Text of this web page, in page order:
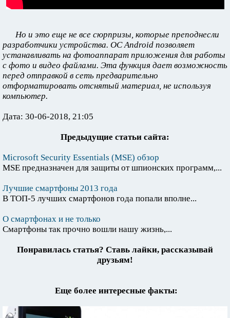
Но и это еще не все сюрпризы, которые преподнесли
разработчики устройства. ОС Android позволяет
устанавливать на фотоаппарат приложения для работы
с фото и видео файлами. Эта функция дает возможность
перед отправкой в сеть предварительно
отформатировать отснятый материал, не используя
компьютер.
Дата: 30-06-2018, 21:05
Предыдущие статьи сайта:
Microsoft Security Essentials (MSE) обзор
MSE предназначен для защиты от шпионских программ,...
Лучшие смартфоны 2013 года
В ТОП-5 лучших смартфонов года попали вполне...
О смартфонах и не только
Смартфоны так прочно вошли нашу жизнь,...
Понравилась статья? Ставь лайки, рассказывай
друзьям!
Еще более интересные факты: